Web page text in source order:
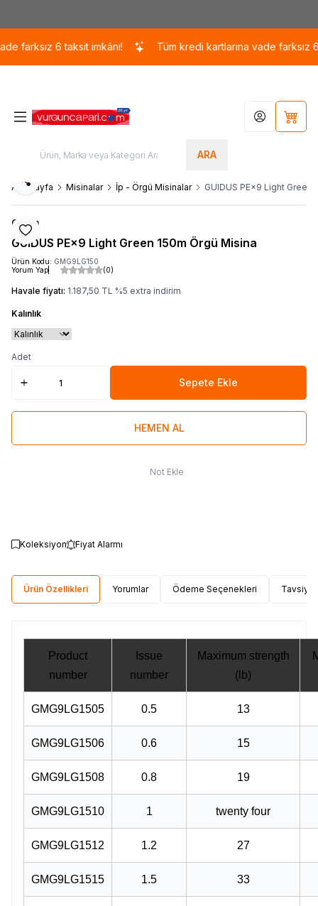
6 taksit imkânı! Tüm kredi kartlarına vade farksız 6 taksit
ARA
Hesabım
Ana Sayfa Misinalar İp - Örgü Misinalar GUIDUS PE×9 Light Green
Favoriye Ekle
Paylaş
Gosen
GUIDUS PE×9 Light Green 150m Örgü Misina
Ürün Kodu: GMG9LG150
Yorum Yap
(0)
Havale fiyatı: 1.187,50 TL %5 extra indirim
Kalınlık
Adet
Sepete Ekle
HEMEN AL
Not Ekle
Koleksiyon Fiyat Alarmı
Ürün Özellikleri Yorumlar Ödeme Seçenekleri Tavsiye
Product
number
Issue
number
Maximum strength
(lb)
GMG9LG1505 0.5 13
GMG9LG1506 0.6 15
GMG9LG1508 0.8 19
GMG9LG1510 1 twenty four
GMG9LG1512 1.2 27
GMG9LG1515 1.5 33